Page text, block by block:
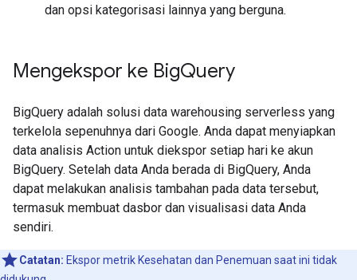
dan opsi kategorisasi lainnya yang berguna.
Mengekspor ke BigQuery
BigQuery adalah solusi data warehousing serverless yang
terkelola sepenuhnya dari Google. Anda dapat menyiapkan
data analisis Action untuk diekspor setiap hari ke akun
BigQuery. Setelah data Anda berada di BigQuery, Anda
dapat melakukan analisis tambahan pada data tersebut,
termasuk membuat dasbor dan visualisasi data Anda
sendiri.
Catatan: Ekspor metrik Kesehatan dan Penemuan saat ini tidak